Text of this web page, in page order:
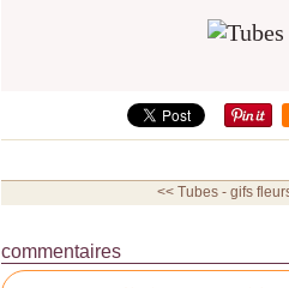
<< Tubes - gifs
commentaires